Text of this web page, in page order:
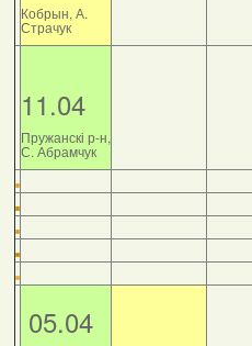
Кобрын, А.
Страчук
11.04
Пружанскі р-н,
С. Абрамчук
05.04